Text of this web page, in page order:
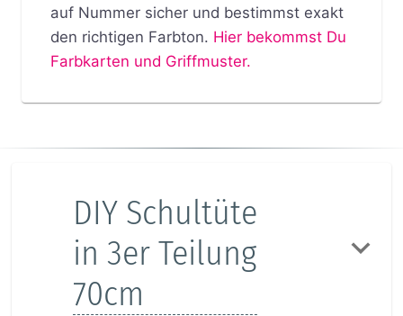
auf Nummer sicher und bestimmst exakt
den richtigen Farbton. Hier bekommst Du
Farbkarten und Griffmuster.
DIY Schultüte
in 3er Teilung
70cm